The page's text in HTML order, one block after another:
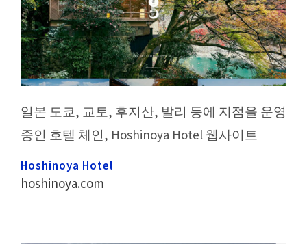
일본 도쿄, 교토, 후지산, 발리 등에 지점을 운영
중인 호텔 체인, Hoshinoya Hotel 웹사이트
Hoshinoya Hotel
hoshinoya.com